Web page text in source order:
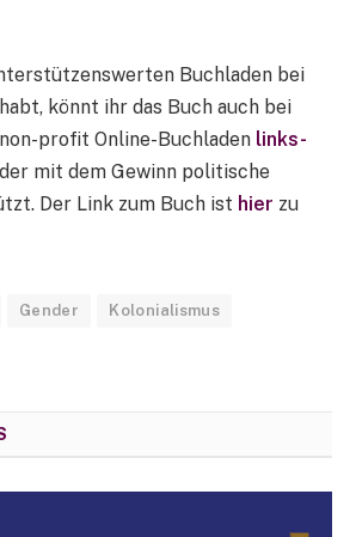
Buchladen bei
könnt ihr das Buch auch bei
profit Online-Buchladen links-
mit dem Gewinn politische
Der Link zum Buch ist hier zu
Gender Kolonialismus